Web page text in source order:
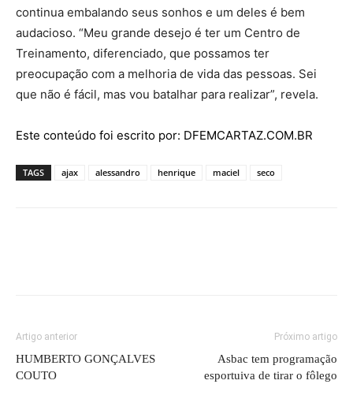
continua embalando seus sonhos e um deles é bem
audacioso. “Meu grande desejo é ter um Centro de
Treinamento, diferenciado, que possamos ter
preocupação com a melhoria de vida das pessoas. Sei
que não é fácil, mas vou batalhar para realizar”, revela.
Este conteúdo foi escrito por: DFEMCARTAZ.COM.BR
TAGS ajax alessandro henrique maciel seco
Artigo anterior
HUMBERTO GONÇALVES
COUTO
Próximo artigo
Asbac tem programação
esportuiva de tirar o fôlego